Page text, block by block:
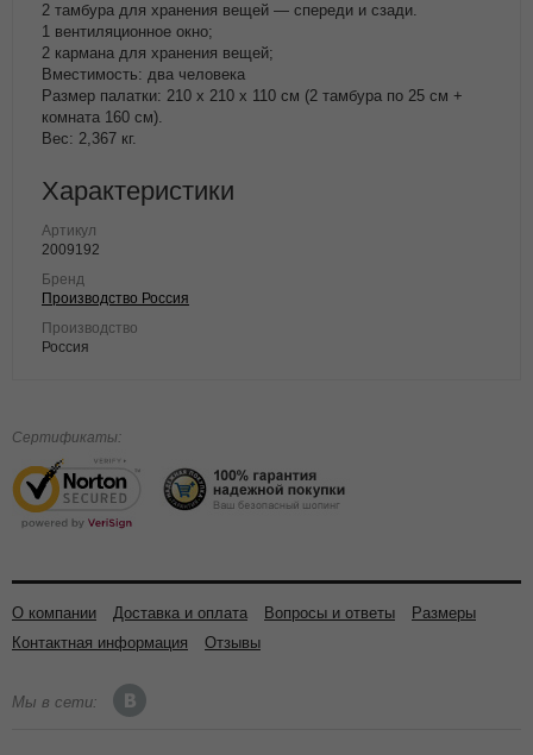
2 тамбура для хранения вещей — спереди и сзади.
1 вентиляционное окно;
2 кармана для хранения вещей;
Вместимость: два человека
Размер палатки: 210 x 210 x 110 см (2 тамбура по 25 см +
комната 160 см).
Вес: 2,367 кг.
Характеристики
Артикул
2009192
Бренд
Производство Россия
Производство
Россия
Сертификаты:
О компании Доставка и оплата Вопросы и ответы
Размеры
Контактная информация
Отзывы
Мы в сети: